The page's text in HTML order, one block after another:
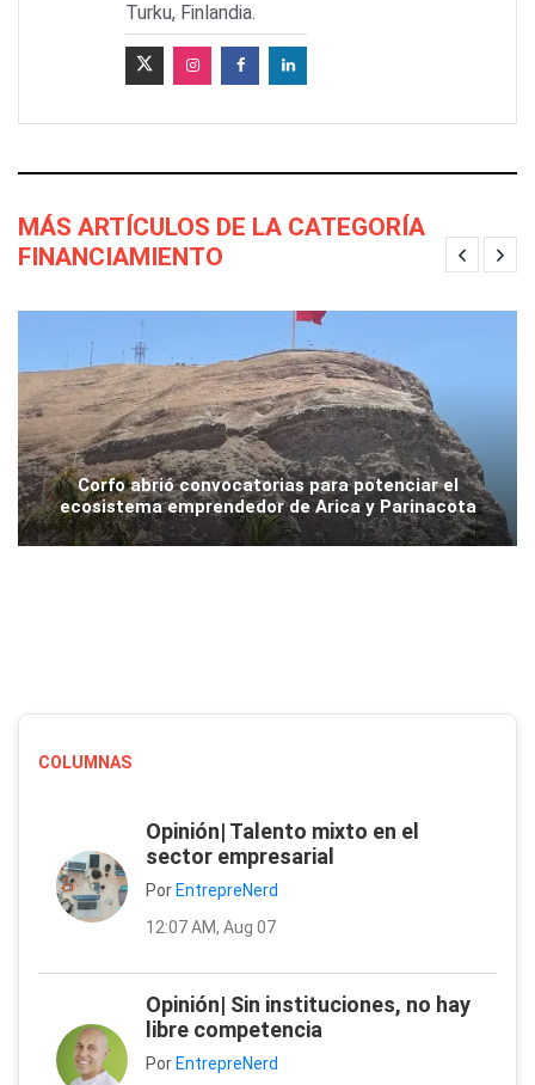
Turku, Finlandia.
MÁS ARTÍCULOS DE LA CATEGORÍA
FINANCIAMIENTO
Corfo abrió convocatorias para potenciar el
ecosistema emprendedor de Arica y Parinacota
COLUMNAS
Opinión| Talento mixto en el
sector empresarial
Por EntrepreNerd
12:07 AM, Aug 07
Opinión| Sin instituciones, no hay
libre competencia
Por EntrepreNerd